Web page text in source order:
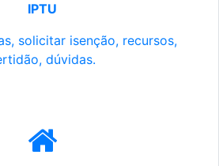
IPTU
solicitar isenção, recursos,
dúvidas.